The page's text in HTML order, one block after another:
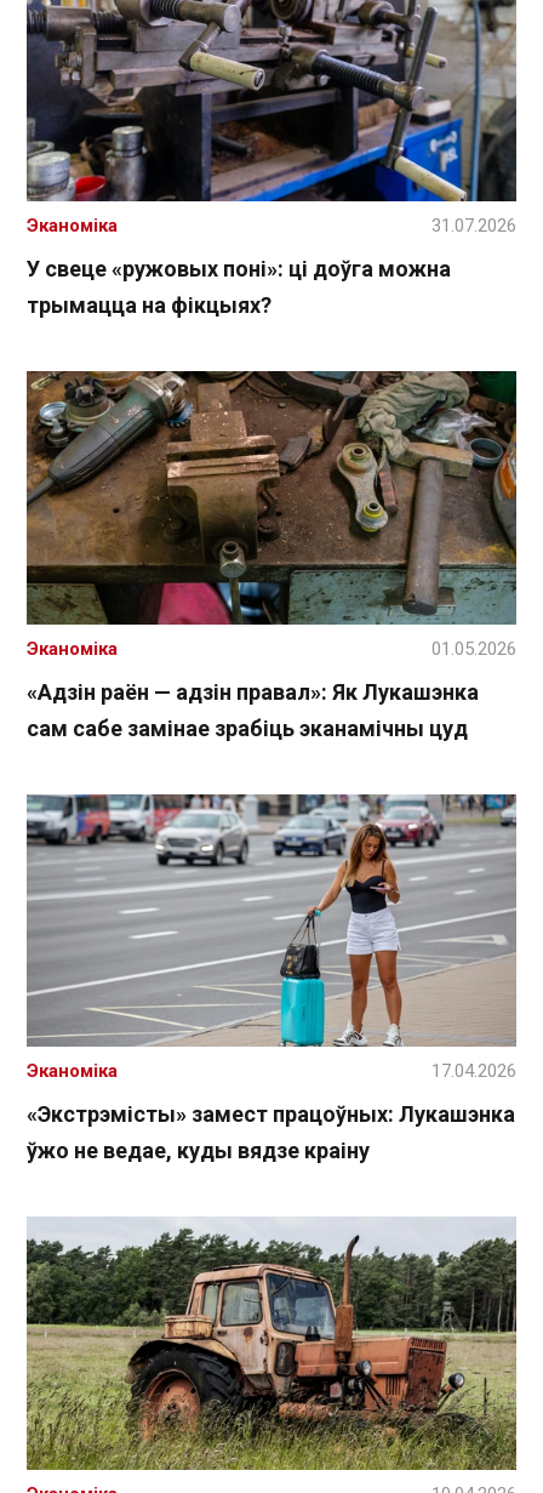
У свеце «ружовых поні»: ці доўга можна
трымацца на фікцыях?
Эканоміка 31.07.2026
«Адзін раён — адзін правал»: Як Лукашэнка
сам сабе замінае зрабіць эканамічны цуд
Эканоміка 01.05.2026
«Экстрэмісты» замест працоўных: Лукашэнка
ўжо не ведае, куды вядзе краіну
Эканоміка 17.04.2026